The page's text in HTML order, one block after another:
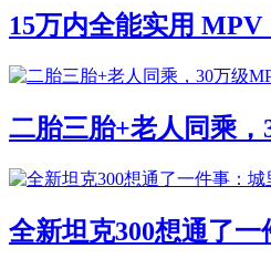
15万内全能实用
二胎三胎+老人同乘
全新坦克300想通了